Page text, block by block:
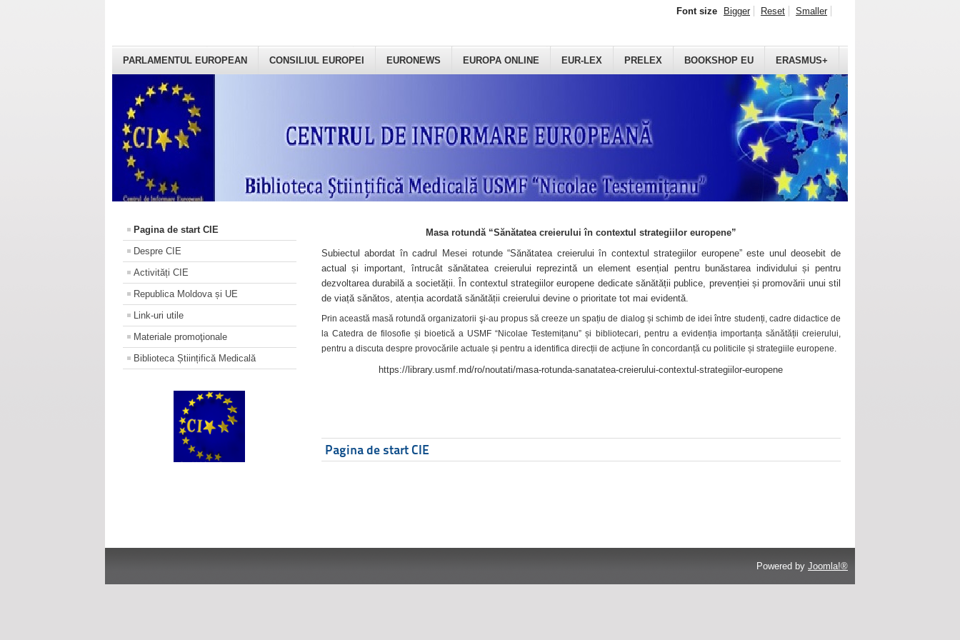
PARLAMENTUL EUROPEAN CONSILIUL EUROPEI EURONEWS EUROPA ONLINE EUR-LEX PRELEX BOOKSHOP EU ERASMUS+
Font size Bigger Reset Smaller
Pagina de start CIE
Despre CIE
Activități CIE
Republica Moldova și UE
Link-uri utile
Materiale promoţionale
Biblioteca Științifică Medicală
Masa rotundă “Sănătatea creierului în contextul strategiilor europene”
Subiectul abordat în cadrul Mesei rotunde “Sănătatea creierului în contextul strategiilor europene” este unul deosebit de
actual și important, întrucât sănătatea creierului reprezintă un element esențial pentru bunăstarea individului și pentru
dezvoltarea durabilă a societății. În contextul strategiilor europene dedicate sănătății publice, prevenției și promovării unui stil
de viață sănătos, atenția acordată sănătății creierului devine o prioritate tot mai evidentă.
Prin această masă rotundă organizatorii şi-au propus să creeze un spațiu de dialog și schimb de idei între studenți, cadre didactice de
la Catedra de filosofie și bioetică a USMF “Nicolae Testemițanu” și bibliotecari, pentru a evidenția importanța sănătății creierului,
pentru a discuta despre provocările actuale și pentru a identifica direcții de acțiune în concordanță cu politicile și strategiile europene.
https://library.usmf.md/ro/noutati/masa-rotunda-sanatatea-creierului-contextul-strategiilor-europene
Pagina de start CIE
Powered by Joomla!®